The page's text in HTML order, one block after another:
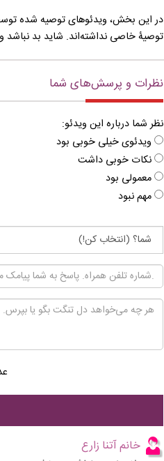
در این بخش، ویدئوهای توصیه شده
توصیۀ خاصی نداشته‌اند. شاید بد نباشد
نظرات و پرسش‌های شما
نظر شما درباره این ویدئو:
ویدئوی خیلی خوبی بود
نکات خوبی داشت
معمولی بود
مهم نبود
خانم آتنا زارع